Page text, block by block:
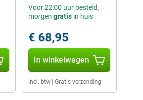
Voor 22:00 uur besteld,
morgen gratisin huis
€ 68,95
In winkelwagen
Incl. btw| Gratis verzending